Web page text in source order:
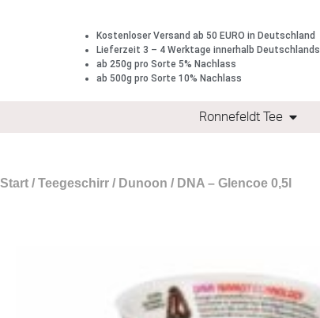
Kostenloser Versand ab 50 EURO in Deutschland
Lieferzeit 3 – 4 Werktage innerhalb Deutschlands
ab 250g pro Sorte 5% Nachlass
ab 500g pro Sorte 10% Nachlass
Ronnefeldt Tee
Start / Teegeschirr / Dunoon / DNA – Glencoe 0,5l